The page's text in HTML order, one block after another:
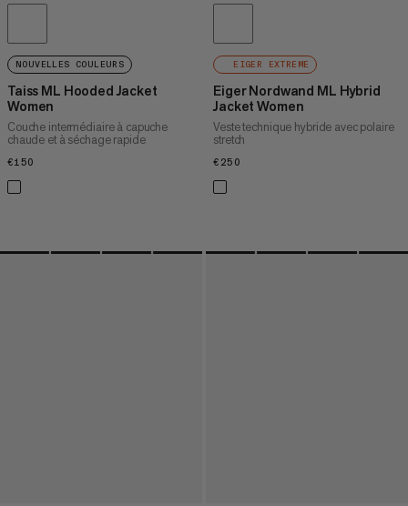
NOUVELLES COULEURS
Taiss ML Hooded Jacket
Women
Couche intermédiaire à capuche
chaude et à séchage rapide
€150
EIGER EXTREME
Eiger Nordwand ML Hybrid
Jacket Women
Veste technique hybride avec polaire
stretch
€250